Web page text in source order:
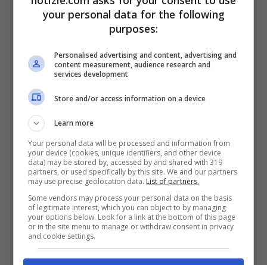
attentamente le prove. Se si volesse si
possono fare anche i nomi dei protagonisti
in negativo di questa situazione, ma non è
il caso visto che c’è una donna
procuratrice che sta gestendo tutto ciò e
sta raccogliendo le denunce.
Ucraina, parla anche
Arena: “Raccogliere dati
violenze“
your personal data for the following
purposes:
Personalised advertising and content, advertising and
content measurement, audience research and
services development
Store and/or access information on a device
Learn more
Your personal data will be processed and information from
your device (cookies, unique identifiers, and other device
data) may be stored by, accessed by and shared with 319
partners, or used specifically by this site. We and our partners
may use precise geolocation data. List of partners.
Some vendors may process your personal data on the basis
of legitimate interest, which you can object to by managing
your options below. Look for a link at the bottom of this page
or in the site menu to manage or withdraw consent in privacy
and cookie settings.